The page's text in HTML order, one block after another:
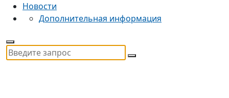
Новости
Дополнительная информация